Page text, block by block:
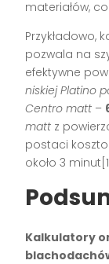
materiałów,
Przykładowo,
pozwala na
efektywne
niskiej Platino
Centro matt –
matt z
postaci
około 3
Kalkulatory